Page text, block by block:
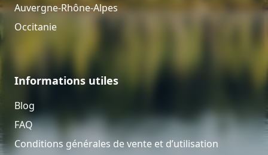
Auvergne-Rhône-Alpes
Occitanie
Informations utiles
Blog
FAQ
Conditions générales de vente et d’utilisation